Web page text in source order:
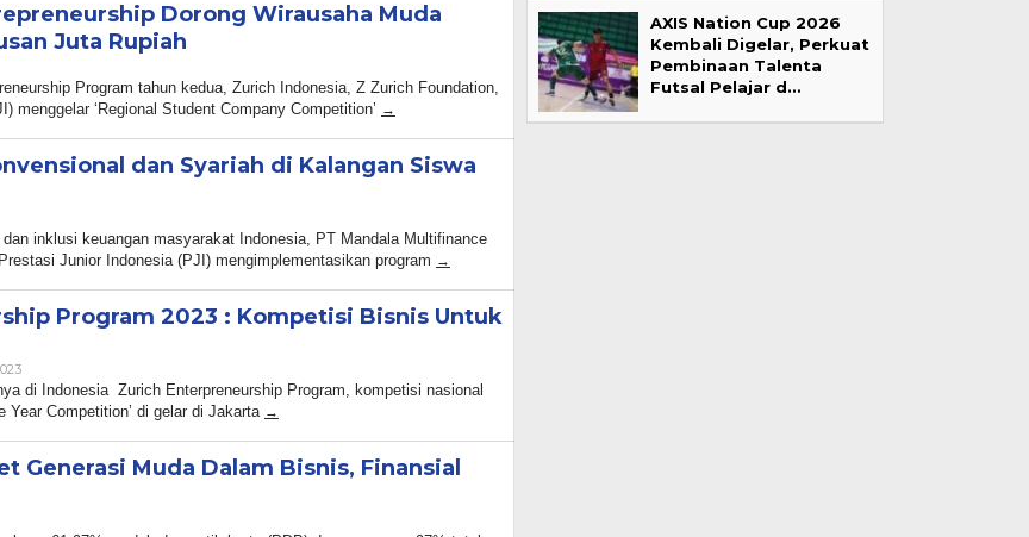
Dorong Wirausaha Muda
Juta Rupiah
Program tahun kedua, Zurich Indonesia, Z Zurich Foundation,
menggelar ‘Regional Student Company Competition’
dan Syariah di Kalangan Siswa
inklusi keuangan masyarakat Indonesia, PT Mandala Multifinance
Junior Indonesia (PJI) mengimplementasikan program
Program 2023 : Kompetisi Bisnis Untuk
By
Admin
di Indonesia Zurich Enterpreneurship Program, kompetisi nasional
Year Competition’ di gelar di Jakarta
Generasi Muda Dalam Bisnis, Finansial
By
AXIS Nation Cup 2026
Kembali Digelar, Perkuat
Pembinaan Talenta
Futsal Pelajar d…